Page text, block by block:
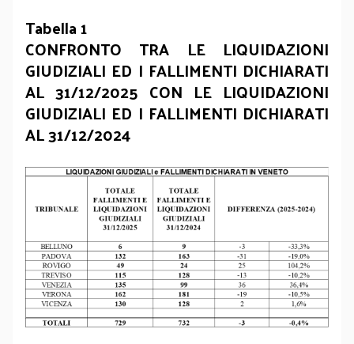
Tabella 1
CONFRONTO TRA LE LIQUIDAZIONI
GIUDIZIALI ED I FALLIMENTI DICHIARATI
AL 31/12/2025 CON LE LIQUIDAZIONI
GIUDIZIALI ED I FALLIMENTI DICHIARATI
AL 31/12/2024